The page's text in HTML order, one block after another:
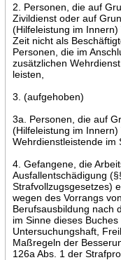
2. Personen, die auf
Zivildienst oder auf
(Hilfeleistung im
Zeit nicht als
Personen, die im
zusätzlichen
leisten,
3. (aufgehoben)
3a. Personen, die auf
(Hilfeleistung im
Wehrdienstleistende im
4. Gefangene, die
Ausfallentschädigung
Strafvollzugsgesetzes)
wegen des Vorrangs
Berufsausbildung nach
im Sinne dieses
Untersuchungshaft,
Maßregeln der
126a Abs. 1 der